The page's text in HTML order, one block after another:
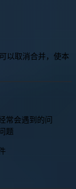
以取消合并，使本
常会遇到的问
题